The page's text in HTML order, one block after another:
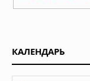
КАЛЕНДАРЬ